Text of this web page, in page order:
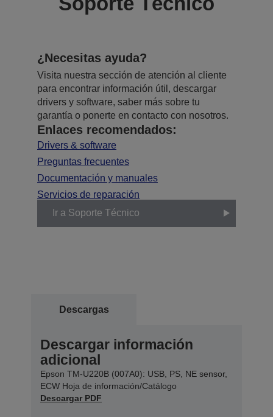
¿Necesitas ayuda?
Visita nuestra sección de atención al cliente
para encontrar información útil, descargar
drivers y software, saber más sobre tu
garantía o ponerte en contacto con nosotros.
Enlaces recomendados:
Drivers & software
Preguntas frecuentes
Documentación y manuales
Servicios de reparación
Ir a Soporte Técnico
Descargas
Descargar información
adicional
Epson TM-U220B (007A0): USB, PS, NE sensor,
ECW Hoja de información/Catálogo
Descargar PDF